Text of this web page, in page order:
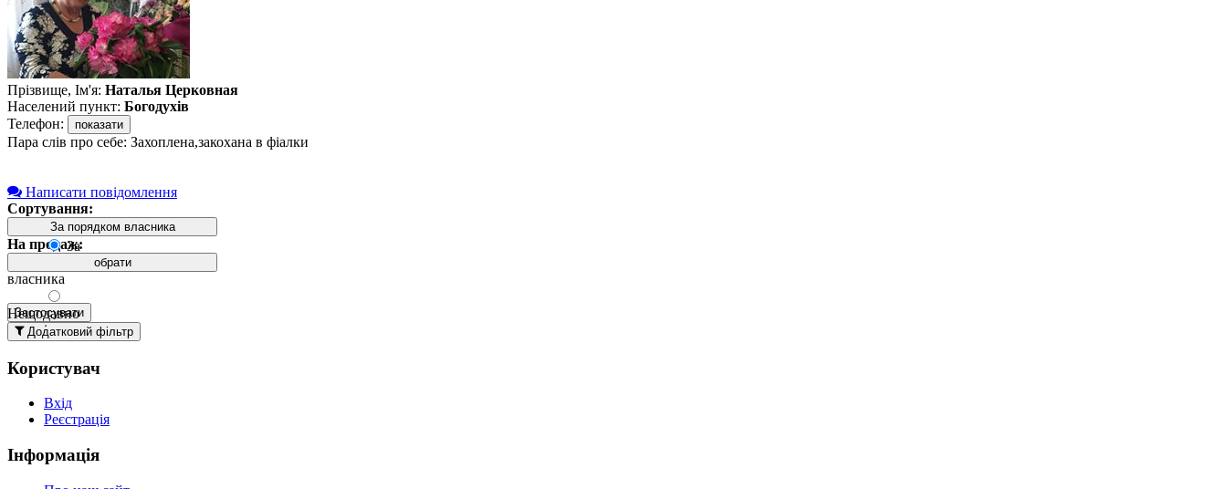
Прізвище, Ім'я: Наталья Церковная
Населений пункт: Богодухів
Телефон:
показати
Пара слів про себе: Захоплена,закохана в фіалки
Написати повідомлення
Сортування:
За порядком власника
За
власника
Нещодавно
додані
вгорі
Давно
додані
За
назвою А-
Я
На продаж:
обрати
Застосувати
Додатковий фільтр
Користувач
Вхід
Реєстрація
Інформація